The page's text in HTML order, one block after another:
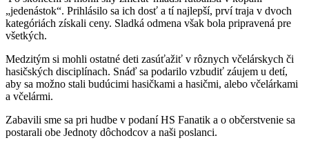
„jedenástok“. Prihlásilo sa ich dosť a tí najlepší, prví traja v dvoch
kategóriách získali ceny. Sladká odmena však bola pripravená pre
všetkých.
Medzitým si mohli ostatné deti zasúťažiť v rôznych včelárskych či
hasičských disciplínach. Snáď sa podarilo vzbudiť záujem u detí,
aby sa možno stali budúcimi hasičkami a hasičmi, alebo včelárkami
a včelármi.
Zabavili sme sa pri hudbe v podaní HS Fanatik a o občerstvenie sa
postarali obe Jednoty dôchodcov a naši poslanci.